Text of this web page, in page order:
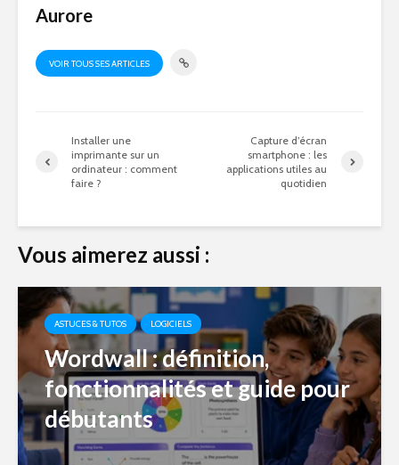
Aurore
VOIR TOUS SES ARTICLES
Installer une
imprimante sur un
ordinateur : comment
faire ?
Capture d’écran
smartphone : les
applications utiles au
quotidien
Vous aimerez aussi :
ASTUCES & TUTOS LOGICIELS
Wordwall : définition,
fonctionnalités et guide pour
débutants